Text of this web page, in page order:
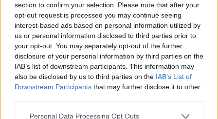
section to confirm your selection. Please note that after your
opt-out request is processed you may continue seeing
interest-based ads based on personal information utilized by
us or personal information disclosed to third parties prior to
your opt-out. You may separately opt-out of the further
disclosure of your personal information by third parties on the
IAB’s list of downstream participants. This information may
also be disclosed by us to third parties on the IAB’s List of
Downstream Participants that may further disclose it to other
Personal Data Processing Opt Outs